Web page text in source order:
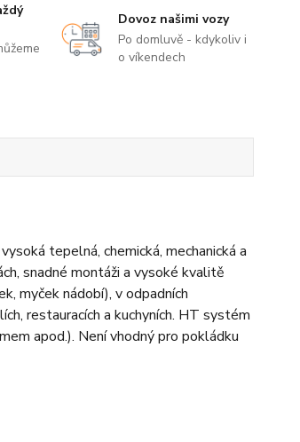
Dovoz našimi vozy
Po domluvě - kdykoliv i
o víkendech
tepelná, chemická, mechanická a
snadné montáži a vysoké kvalitě
myček nádobí), v odpadních
restauracích a kuchyních. HT systém
apod.). Není vhodný pro pokládku